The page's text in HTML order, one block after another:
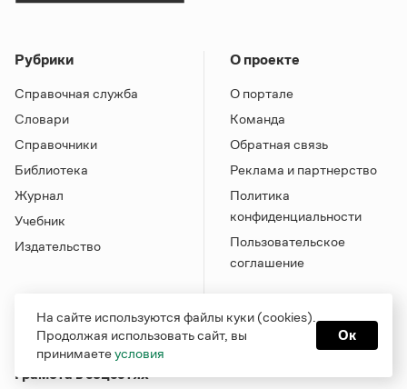
Рубрики
Справочная служба
Словари
Справочники
Библиотека
Журнал
Учебник
Издательство
О проекте
О портале
Команда
Обратная связь
Реклама и партнерство
Политика
конфиденциальности
Пользовательское
соглашение
Грамота в соцсетях
На сайте используются файлы куки (cookies).
Продолжая использовать сайт, вы
принимаетеусловия
Ок